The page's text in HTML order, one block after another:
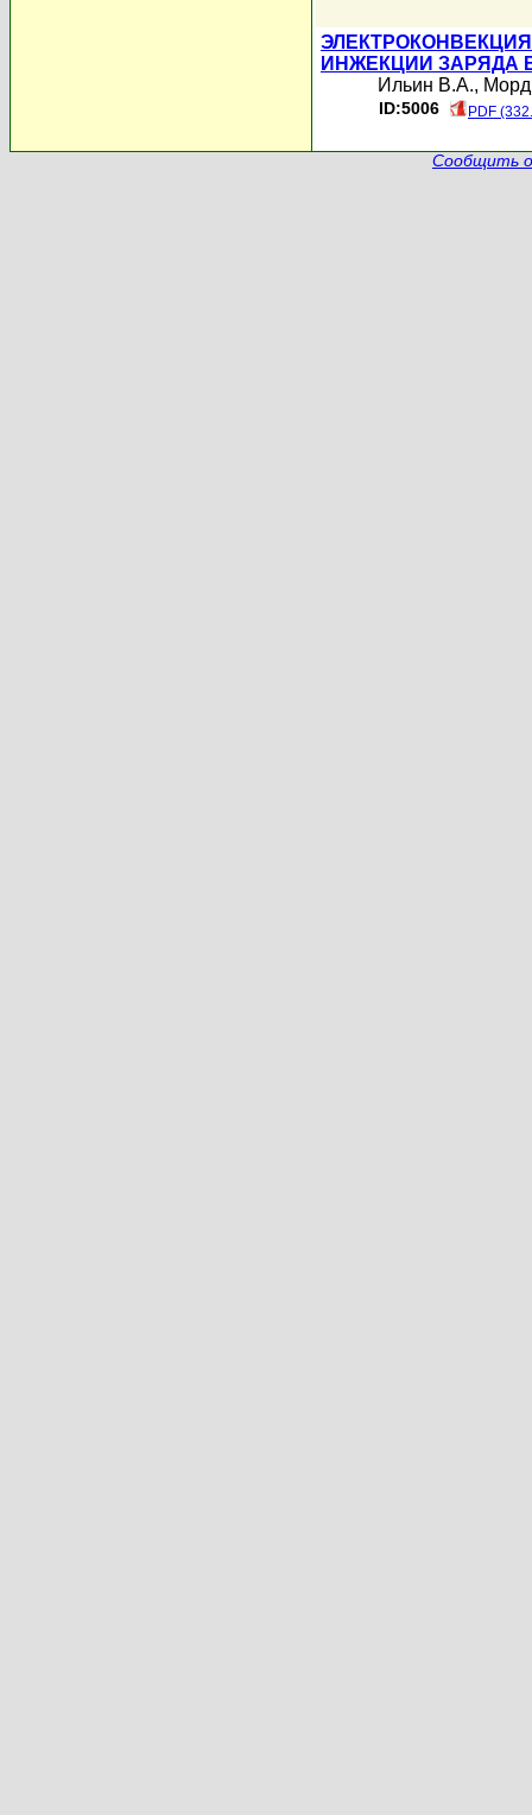
ИНЖЕКЦИИ ЗАРЯДА
Ильин В.А.,
ID:5006 PDF
Сообщить о